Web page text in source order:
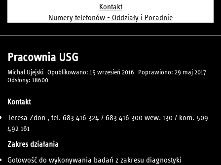
Kontakt
Numery telefonów - Oddziały i Poradnie
Pracownia USG
Michał Ujejski Opublikowano: 15 wrzesień 2016
Poprawiono: 29 maj 2017
Odsłony: 18600
Kontakt
Teresa Zdon , tel. 683 416 324 / 683 416 300 wew. 130 / kom. 509
492 161
Zakres działania
Gotowość do wykonywania badań z zakresu diagnostyki